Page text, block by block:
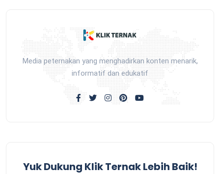
Media peternakan yang menghadirkan konten menarik,
informatif dan edukatif
Yuk Dukung Klik Ternak Lebih Baik!